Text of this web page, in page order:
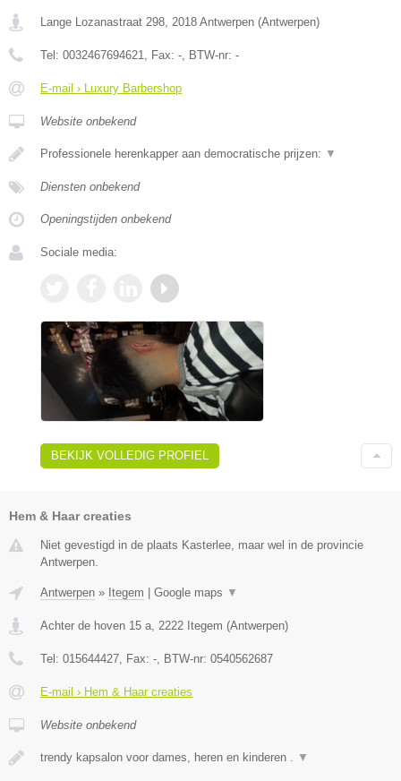
Lange Lozanastraat 298 2018 Antwerpen (Antwerpen)
Tel: 0032467694621 , Fax: - , BTW-nr: -
E-mail › Luxury Barbershop
Website onbekend
Professionele herenkapper aan democratische prijzen: ▼
Diensten onbekend
Openingstijden onbekend
Sociale media:
BEKIJK VOLLEDIG PROFIEL
Hem & Haar creaties
Niet gevestigd in de plaats Kasterlee, maar wel in de provincie
Antwerpen.
Antwerpen » Itegem Google maps ▼
Achter de hoven 15 a 2222 Itegem (Antwerpen)
Tel: 015644427 , Fax: - , BTW-nr: 0540562687
E-mail › Hem & Haar creaties
Website onbekend
trendy kapsalon voor dames, heren en kinderen . ▼